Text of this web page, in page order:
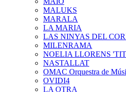
MALUKS
MARALA
LA MARIA
LAS NINYAS DEL
MILENRAMA
NOELIA LLORENS
NASTALLAT
OMAC Orquestra de
OVIDI4
LA OTRA